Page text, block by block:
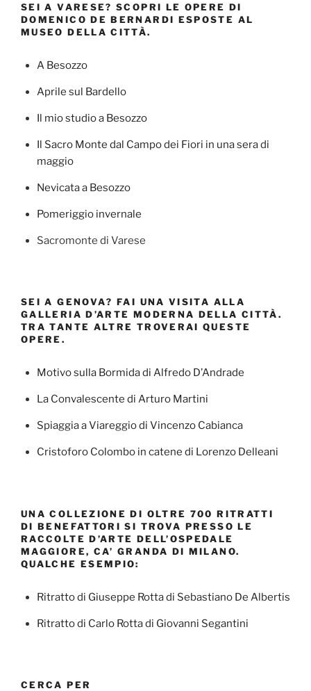
SEI A VARESE? SCOPRI LE OPERE DI
DOMENICO DE BERNARDI ESPOSTE AL
MUSEO DELLA CITTÀ.
A Besozzo
Aprile sul Bardello
Il mio studio a Besozzo
Il Sacro Monte dal Campo dei Fiori in una sera di
maggio
Nevicata a Besozzo
Pomeriggio invernale
Sacromonte di Varese
SEI A GENOVA? FAI UNA VISITA ALLA
GALLERIA D’ARTE MODERNA DELLA CITTÀ.
TRA TANTE ALTRE TROVERAI QUESTE
OPERE.
Motivo sulla Bormida di Alfredo D’Andrade
La Convalescente di Arturo Martini
Spiaggia a Viareggio di Vincenzo Cabianca
Cristoforo Colombo in catene di Lorenzo Delleani
UNA COLLEZIONE DI OLTRE 700 RITRATTI
DI BENEFATTORI SI TROVA PRESSO LE
RACCOLTE D’ARTE DELL’OSPEDALE
MAGGIORE, CA’ GRANDA DI MILANO.
QUALCHE ESEMPIO:
Ritratto di Giuseppe Rotta di Sebastiano De Albertis
Ritratto di Carlo Rotta di Giovanni Segantini
CERCA PER